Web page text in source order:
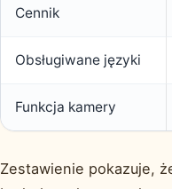
Cennik
Obsługiwane języki
Funkcja kamery
Zestawienie pokazuje,